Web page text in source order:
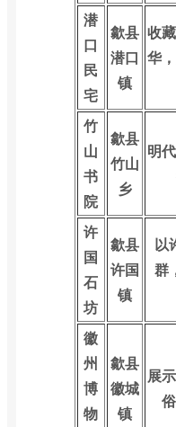
潜
口
民
宅
歙县
潜口
镇
收
华
竹
山
书
院
歙县
竹山
乡
明
许
国
石
坊
歙县
许国
镇
以
群
徽
州
博
物
歙县
徽城
镇
展